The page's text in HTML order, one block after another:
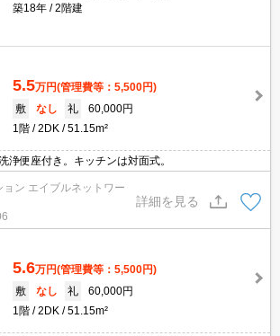
築18年
2階建
5.5万円(管理費等：5,500円)
敷
なし 礼
60,000円
1階
2DK 51.15m²
浄便座付き。キッチンは対面式。
ン エイブルネットワー
詳細を見る
5.6万円(管理費等：5,500円)
敷
なし 礼
60,000円
1階
2DK 51.15m²